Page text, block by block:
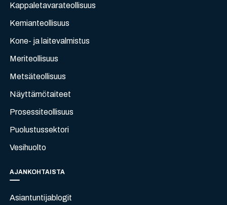
Kappaletavarateollisuus
Kemianteollisuus
Kone- ja laitevalmistus
Meriteollisuus
Metsäteollisuus
Näyttämötaiteet
Prosessiteollisuus
Puolustussektori
Vesihuolto
AJANKOHTAISTA
Asiantuntijablogit